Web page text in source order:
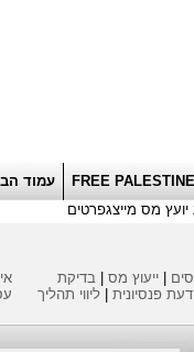
FREE PALESTINE עמוד
מס מייצגפרטים
ייעוץ מס
בדיקת
פנסיונית
ליווי תהליך